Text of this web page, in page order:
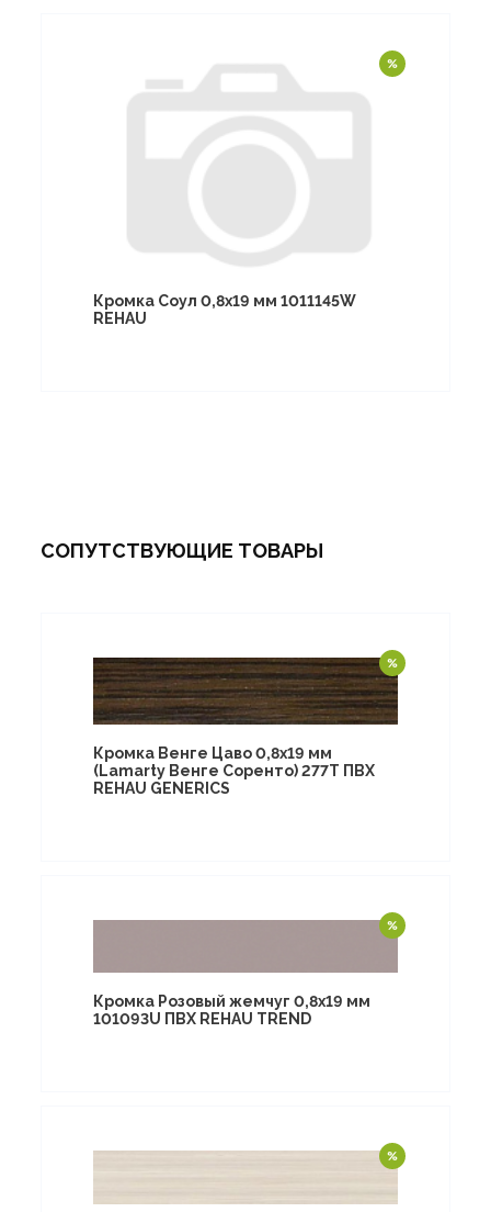
Кромка Соул 0,8х19 мм 1011145W
REHAU
СОПУТСТВУЮЩИЕ ТОВАРЫ
Кромка Венге Цаво 0,8х19 мм
(Lamarty Венге Соренто) 277T ПВХ
REHAU GENERICS
Кромка Розовый жемчуг 0,8х19 мм
101093U ПВХ REHAU TREND